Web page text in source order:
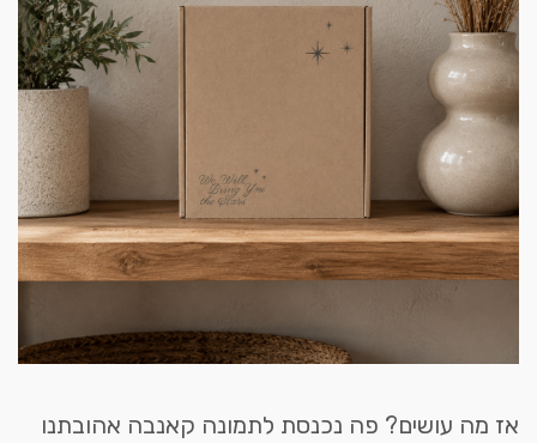
אז מה עושים? פה נכנסת לתמונה קאנבה אהובתנו